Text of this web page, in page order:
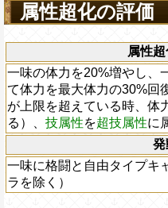
属性超化の評価
属性
一味の体力を20%増やし、
て体力を最大体力の30%回
が上限を超えている時、体
る）、 技属性を超技属性に
発
一味に格闘と自由タイプキ
ラを除く）